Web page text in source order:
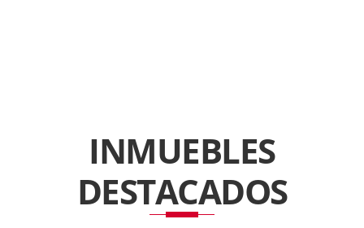
INMUEBLES
DESTACADOS